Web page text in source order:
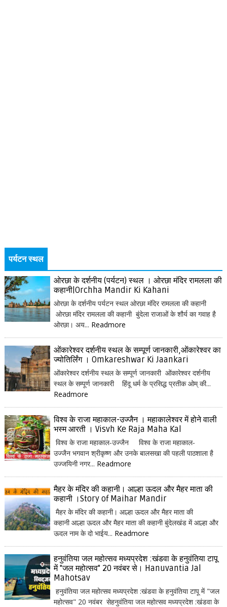
पर्यटन स्थल
ओरछा के दर्शनीय (पर्यटन) स्थल । ओरछा मंदिर रामलला की
कहानी|Orchha Mandir Ki Kahani
ओरछा के दर्शनीय पर्यटन स्थल ओरछा मंदिर रामलला की कहानी
ओरछा मंदिर रामलला की कहानी बुंदेला राजाओं के शौर्य का गवाह है
ओरछा। अय... Readmore
ओंकारेश्वर दर्शनीय स्थल के सम्पूर्ण जानकारी,ओंकारेश्वर का
ज्योतिर्लिंग । Omkareshwar Ki Jaankari
ओंकारेश्वर दर्शनीय स्थल के सम्पूर्ण जानकारी ओंकारेश्वर दर्शनीय
स्थल के सम्पूर्ण जानकारी हिंदू धर्म के प्रसिद्ध प्रतीक ओम् की...
Readmore
विश्व के राजा महाकाल-उज्जैन । महाकालेश्वर में होने वाली
भस्म आरती । Visvh Ke Raja Maha Kal
विश्व के राजा महाकाल-उज्जैन विश्व के राजा महाकाल-
उज्जैन भगवान श्रीकृष्ण और उनके बालसखा की पहली पाठशाला है
उज्जयिनी नगर... Readmore
मैहर के मंदिर की कहानी। आल्हा ऊदल और मैहर माता की
कहानी ।Story of Maihar Mandir
मैहर के मंदिर की कहानी। आल्हा ऊदल और मैहर माता की
कहानी आल्हा ऊदल और मैहर माता की कहानी बुंदेलखंड में आल्हा और
ऊदल नाम के दो भाईय... Readmore
हनुवंतिया जल महोत्सव मध्यप्रदेश :खंडवा के हनुवंतिया टापू
में "जल महोत्सव" 20 नवंबर से। Hanuvantia Jal
Mahotsav
हनुवंतिया जल महोत्सव मध्यप्रदेश :खंडवा के हनुवंतिया टापू में "जल
महोत्सव" 20 नवंबर सेहनुवंतिया जल महोत्सव मध्यप्रदेश :खंडवा के